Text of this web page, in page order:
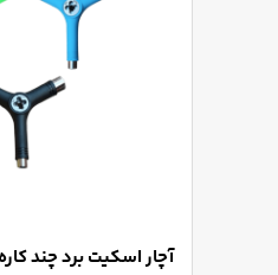
آچار اسکیت برد چند کاره Y